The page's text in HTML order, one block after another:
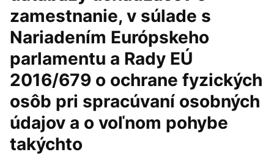
zamestnanie, v súlade s
Nariadením Európskeho
parlamentu a Rady EÚ
2016/679 o ochrane fyzických
osôb pri spracúvaní osobných
údajov a o voľnom pohybe
takýchto